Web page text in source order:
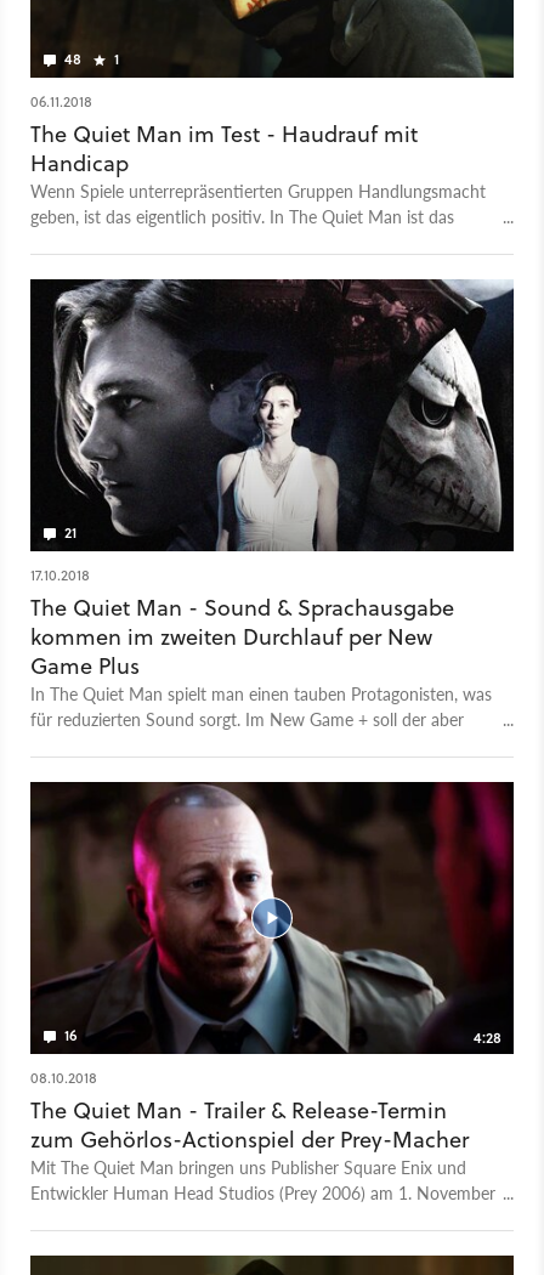
48 1
06.11.2018
The Quiet Man im Test - Haudrauf mit
Handicap
Wenn Spiele unterrepräsentierten Gruppen Handlungsmacht
geben, ist das eigentlich positiv. In The Quiet Man ist das
21
17.10.2018
The Quiet Man - Sound & Sprachausgabe
kommen im zweiten Durchlauf per New
Game Plus
In The Quiet Man spielt man einen tauben Protagonisten, was
für reduzierten Sound sorgt. Im New Game + soll der aber
16
4:28
08.10.2018
The Quiet Man - Trailer & Release-Termin
zum Gehörlos-Actionspiel der Prey-Macher
Mit The Quiet Man bringen uns Publisher Square Enix und
Entwickler Human Head Studios (Prey 2006) am 1. November
Live-Action-Szenen mit computeranimierten Spielszenen, wir